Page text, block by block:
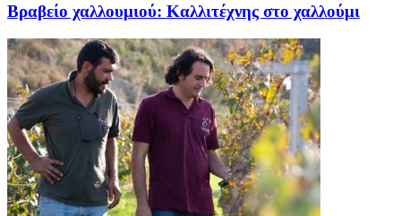
Βραβείο χαλλουμιού: Καλλιτέχνης στο χαλλούμι